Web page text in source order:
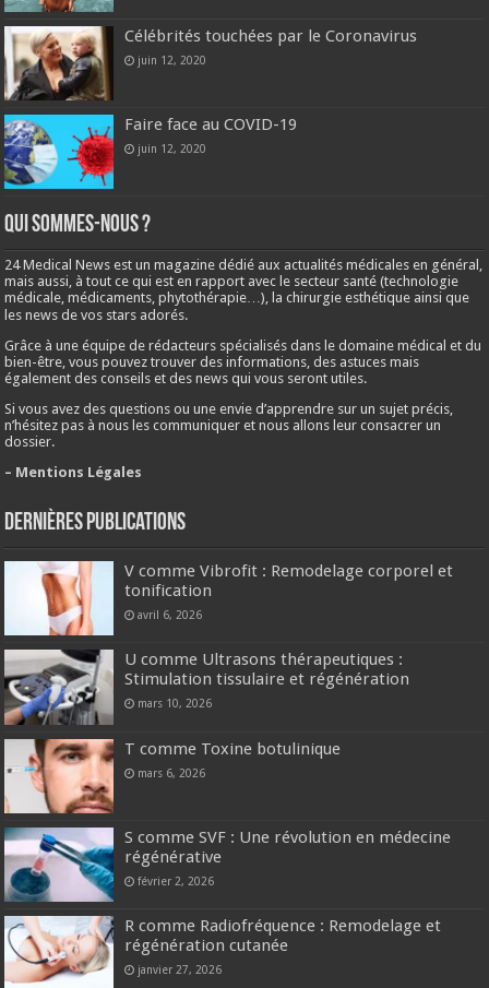
Célébrités touchées par le Coronavirus
juin 12, 2020
Faire face au COVID-19
juin 12, 2020
Qui sommes-nous ?
24 Medical News est un magazine dédié aux actualités médicales en général,
mais aussi, à tout ce qui est en rapport avec le secteur santé (technologie
médicale, médicaments, phytothérapie…), la chirurgie esthétique ainsi que
les news de vos stars adorés.
Grâce à une équipe de rédacteurs spécialisés dans le domaine médical et du
bien-être, vous pouvez trouver des informations, des astuces mais
également des conseils et des news qui vous seront utiles.
Si vous avez des questions ou une envie d’apprendre sur un sujet précis,
n’hésitez pas à nous les communiquer et nous allons leur consacrer un
dossier.
– Mentions Légales
Dernières publications
V comme Vibrofit : Remodelage corporel et
tonification
avril 6, 2026
U comme Ultrasons thérapeutiques :
Stimulation tissulaire et régénération
mars 10, 2026
T comme Toxine botulinique
mars 6, 2026
S comme SVF : Une révolution en médecine
régénérative
février 2, 2026
R comme Radiofréquence : Remodelage et
régénération cutanée
janvier 27, 2026